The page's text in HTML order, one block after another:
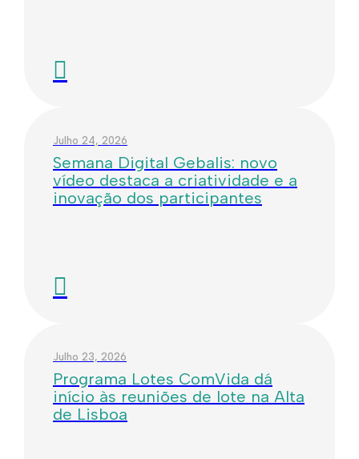
Julho 24, 2026
Semana Digital Gebalis: novo
vídeo destaca a criatividade e a
inovação dos participantes
Julho 23, 2026
Programa Lotes ComVida dá
início às reuniões de lote na Alta
de Lisboa